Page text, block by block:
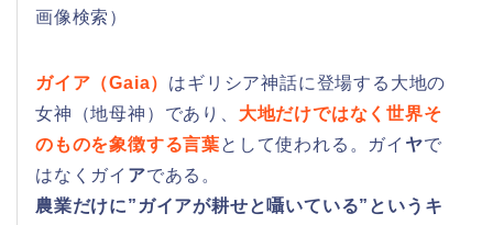
画像検索）
ガイア（Gaia） はギリシア神話に登場する大地の
女神（地母神）であり、 大地だけではなく世界そ
のものを象徴する言葉として使われる。ガイ ヤで
はなくガイ アである。
農業だけに”ガイアが耕せと囁いている”というキ